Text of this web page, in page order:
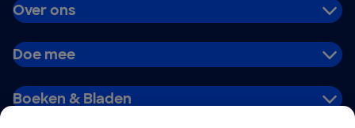
Over ons
Doe mee
Boeken & Bladen